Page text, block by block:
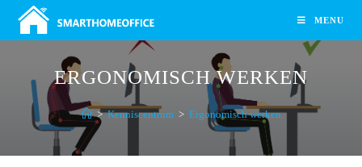
MENU
ERGONOMISCH WERKEN
> Kenniscentrum > Ergonomisch werken